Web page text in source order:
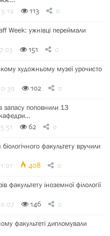
113 0
Week: ужнівці переймали
151 0
художньому музеї урочисто
102 0
запасу поповнили 13
62 0
факультету вручили
408 0
факультету іноземної філології
146 0
факультеті дипломували